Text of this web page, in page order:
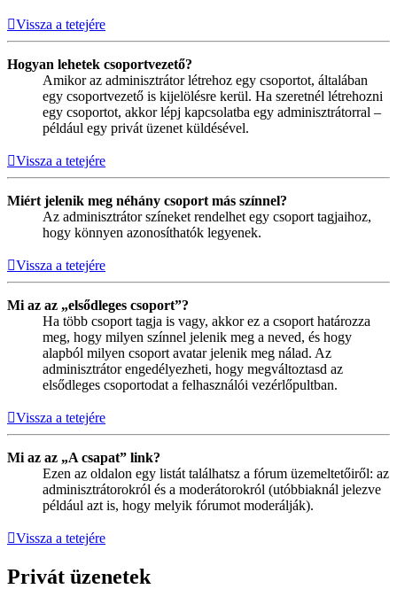
Vissza a tetejére
Hogyan lehetek csoportvezető?
Amikor az adminisztrátor létrehoz egy csoportot, általában
egy csoportvezető is kijelölésre kerül. Ha szeretnél létrehozni
egy csoportot, akkor lépj kapcsolatba egy adminisztrátorral –
például egy privát üzenet küldésével.
Vissza a tetejére
Miért jelenik meg néhány csoport más színnel?
Az adminisztrátor színeket rendelhet egy csoport tagjaihoz,
hogy könnyen azonosíthatók legyenek.
Vissza a tetejére
Mi az az „elsődleges csoport”?
Ha több csoport tagja is vagy, akkor ez a csoport határozza
meg, hogy milyen színnel jelenik meg a neved, és hogy
alapból milyen csoport avatar jelenik meg nálad. Az
adminisztrátor engedélyezheti, hogy megváltoztasd az
elsődleges csoportodat a felhasználói vezérlőpultban.
Vissza a tetejére
Mi az az „A csapat” link?
Ezen az oldalon egy listát találhatsz a fórum üzemeltetőiről: az
adminisztrátorokról és a moderátorokról (utóbbiaknál jelezve
például azt is, hogy melyik fórumot moderálják).
Vissza a tetejére
Privát üzenetek